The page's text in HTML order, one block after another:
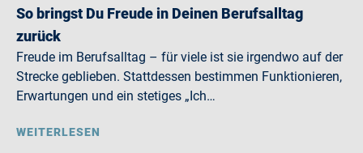
So bringst Du Freude in Deinen Berufsalltag
zurück
Freude im Berufsalltag – für viele ist sie irgendwo auf der
Strecke geblieben. Stattdessen bestimmen Funktionieren,
Erwartungen und ein stetiges „Ich…
WEITERLESEN